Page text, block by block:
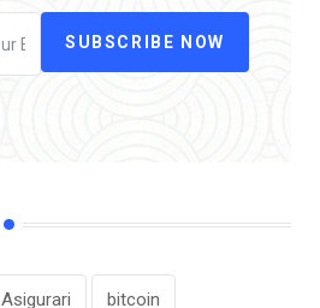
SUBSCRIBE NOW
Asigurari bitcoin